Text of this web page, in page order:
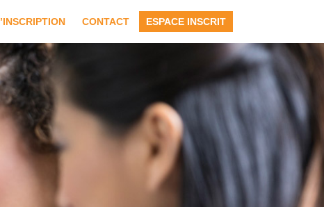
CONTACT ESPACE INSCRIT